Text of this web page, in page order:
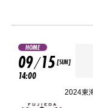
09/15 [SUN]
14:00
HOME
2024東